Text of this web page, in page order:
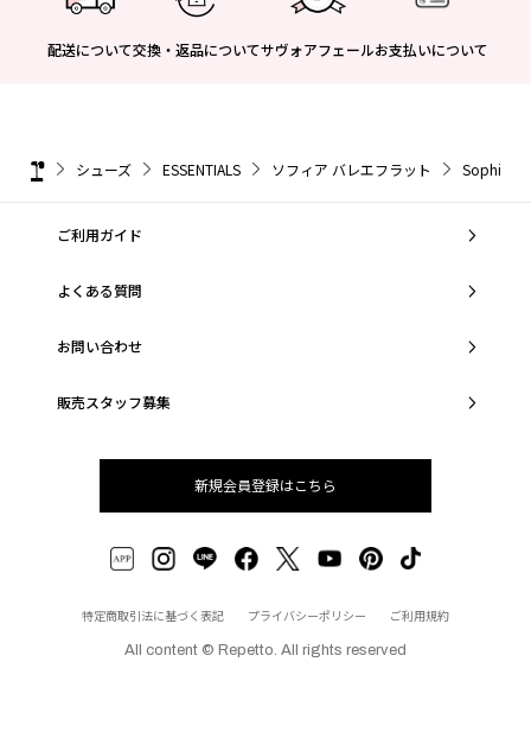
配送について交換・返品についてサヴォアフェールお支払いについて
シューズ ESSENTIALS ソフィア バレエフラット Sophia バ
ご利用ガイド
よくある質問
お問い合わせ
販売スタッフ募集
新規会員登録はこちら
特定商取引法に基づく表記 プライバシーポリシー ご利用規約
All content © Repetto. All rights reserved